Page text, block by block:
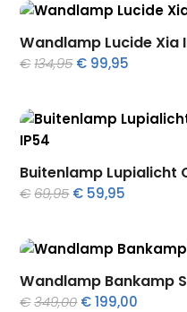
€169,50.€75,00.
Wandlamp Lucide Xia
€134,95 Oorspronkelijke
€134,95.
€ 99,95
€99,95.
Buitenlamp Lupialicht
€69,95 Oorspronkelijke
€69,95.
€ 59,95
€59,95.
Wandlamp Bankamp
€349,00 Oorspronkelijke
€ 199,00